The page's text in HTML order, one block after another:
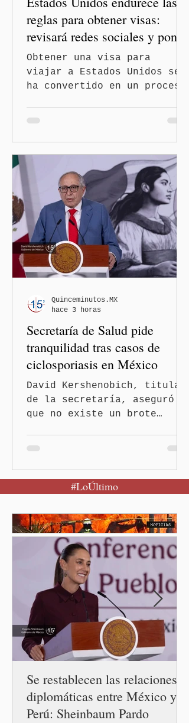
reglas para obtener visas:
revisará redes sociales y pone
freno al Turismo de
Nacimiento
Obtener una visa para
viajar a Estados Unidos se
ha convertido en un proceso
Estado amplió la revisión
de la presencia digital de
los solicitantes, mientras
Washington busca cerrar el
paso al llamado “turismo de
nacimiento” y reforzar los
controles migratorios.
Secretaría de Salud pide
tranquilidad tras casos de
ciclosporiasis en México
David Kershenobich, titular
de la secretaría, aseguró
que no existe un brote
secretario de Salud
federal, David Kershenobich
exista un brote activo de
ciclosporiasis en México,
luego del incremento de
casos registrado en Estados
Unidos. Durante la
conferencia matutina en
Palacio Nacional, el
funcionario informó que en
el país únicamente se han
confirmado 33 casos de esta
enferme
Quinceminutos.MX
hace 3 horas
#LoÚltimo
Se restablecen las relaciones
diplomáticas entre México y
Perú: Sheinbaum Pardo